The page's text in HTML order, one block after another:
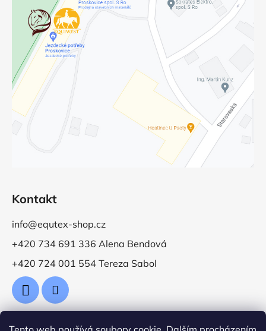
Kontakt
info@equtex-shop.cz
+420 734 691 336 Alena Bendová
+420 724 001 554 Tereza Sabol